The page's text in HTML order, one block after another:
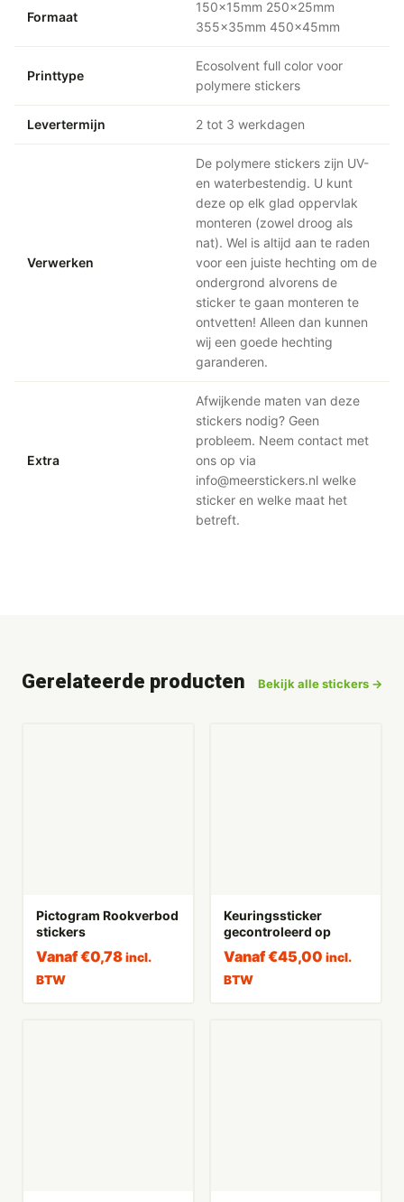
Formaat
150x15mm 250x25mm
355x35mm 450x45mm
Printtype
Ecosolvent full color voor
polymere stickers
Levertermijn 2 tot 3 werkdagen
Verwerken
De polymere stickers zijn UV-
en waterbestendig. U kunt
deze op elk glad oppervlak
monteren (zowel droog als
nat). Wel is altijd aan te raden
voor een juiste hechting om de
ondergrond alvorens de
sticker te gaan monteren te
ontvetten! Alleen dan kunnen
wij een goede hechting
garanderen.
Extra
Afwijkende maten van deze
stickers nodig? Geen
probleem. Neem contact met
ons op via
info@meerstickers.nl welke
sticker en welke maat het
betreft.
Gerelateerde producten Bekijk alle stickers →
Pictogram Rookverbod
stickers
Vanaf€0,78 incl.
BTW
Keuringssticker
gecontroleerd op
Vanaf€45,00 incl.
BTW